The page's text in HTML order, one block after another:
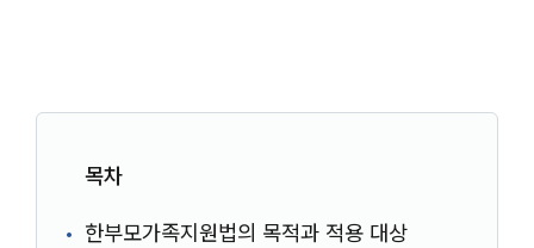
목차
한부모가족지원법의 목적과 적용 대상